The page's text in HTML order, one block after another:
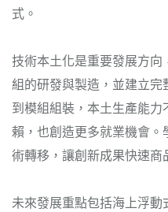
式。
技術本土化是重要發展方
組的研發與製造，並建立完
到模組組裝，本土生產能
賴，也創造更多就業機會
術轉移，讓創新成果快速商
未來發展重點包括海上浮